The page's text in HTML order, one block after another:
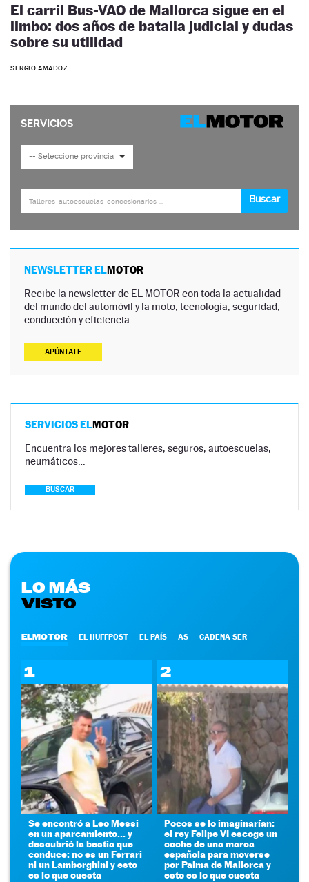
El carril Bus-VAO de Mallorca sigue en el
limbo: dos años de batalla judicial y dudas
sobre su utilidad
SERGIO AMADOZ
NEWSLETTER ELMOTOR
Recibe la newsletter de EL MOTOR con toda la actualidad
del mundo del automóvil y la moto, tecnología, seguridad,
conducción y eficiencia.
APÚNTATE
SERVICIOS ELMOTOR
Encuentra los mejores talleres, seguros, autoescuelas,
neumáticos…
BUSCAR
LO MÁS
VISTO
ELMOTOR EL HUFFPOST EL PAÍS AS CADENA SER
1
Se encontró a Leo Messi
en un aparcamiento... y
descubrió la bestia que
conduce: no es un Ferrari
ni un Lamborghini y esto
es lo que cuesta
2
Pocos se lo imaginarían:
el rey Felipe VI escoge un
coche de una marca
española para moverse
por Palma de Mallorca y
esto es lo que cuesta